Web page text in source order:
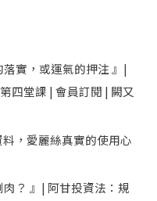
落實，或運氣的押注 』|
四堂課 | 會員訂閱 | 闕又
料，愛麗絲真實的使用心
肉？ 』| 阿甘投資法：規